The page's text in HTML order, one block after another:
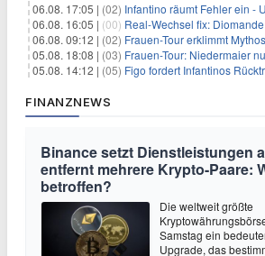
06.08. 17:05 | (02) Infantino räumt Fehler ein -
06.08. 16:05 | (00) Real-Wechsel fix: Diomande
06.08. 09:12 | (02) Frauen-Tour erklimmt Mythos
05.08. 18:08 | (03) Frauen-Tour: Niedermaier nun
05.08. 14:12 | (05) Figo fordert Infantinos Rücktritt:
FINANZNEWS
Binance setzt Dienstleistungen
entfernt mehrere Krypto-Paare:
betroffen?
Die weltweit größte
Samstag ein
Upgrade, das